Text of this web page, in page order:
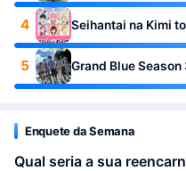
4 Seihantai na Kimi
5 Grand Blue Season
Enquete da Semana
Qual seria a sua